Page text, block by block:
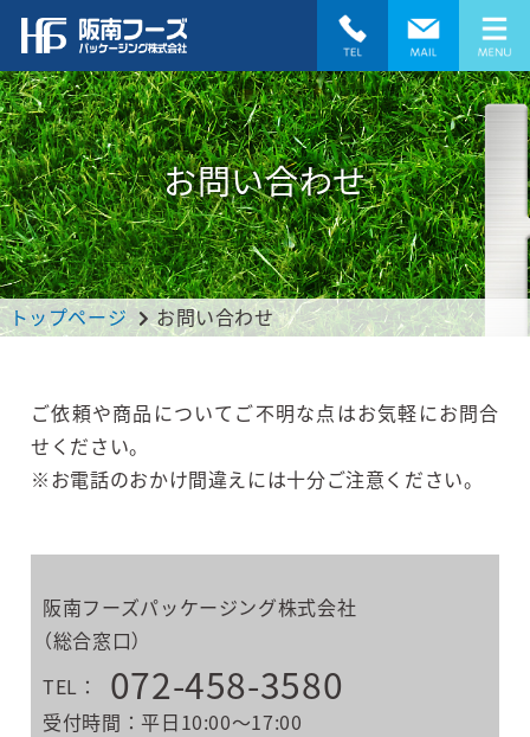
お問い合わせ
トップページ お問い合わせ
ご依頼や商品についてご不明な点はお気軽にお問合
せください。
※お電話のおかけ間違えには十分ご注意ください。
阪南フーズパッケージング株式会社
（総合窓口）
TEL：
072-458-3580
受付時間：平日10:00～17:00